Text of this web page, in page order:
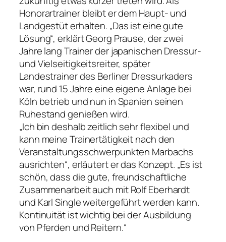
Honorartrainer bleibt er dem Haupt- und
Landgestüt erhalten. „Das ist eine gute
Lösung“, erklärt Georg Prause, der zwei
Jahre lang Trainer der japanischen Dressur-
und Vielseitigkeitsreiter, später
Landestrainer des Berliner Dressurkaders
war, rund 15 Jahre eine eigene Anlage bei
Köln betrieb und nun in Spanien seinen
Ruhestand genießen wird.
„Ich bin deshalb zeitlich sehr flexibel und
kann meine Trainertätigkeit nach den
Veranstaltungsschwerpunkten Marbachs
ausrichten“, erläutert er das Konzept. „Es ist
schön, dass die gute, freundschaftliche
Zusammenarbeit auch mit Rolf Eberhardt
und Karl Single weitergeführt werden kann.
Kontinuität ist wichtig bei der Ausbildung
von Pferden und Reitern.“